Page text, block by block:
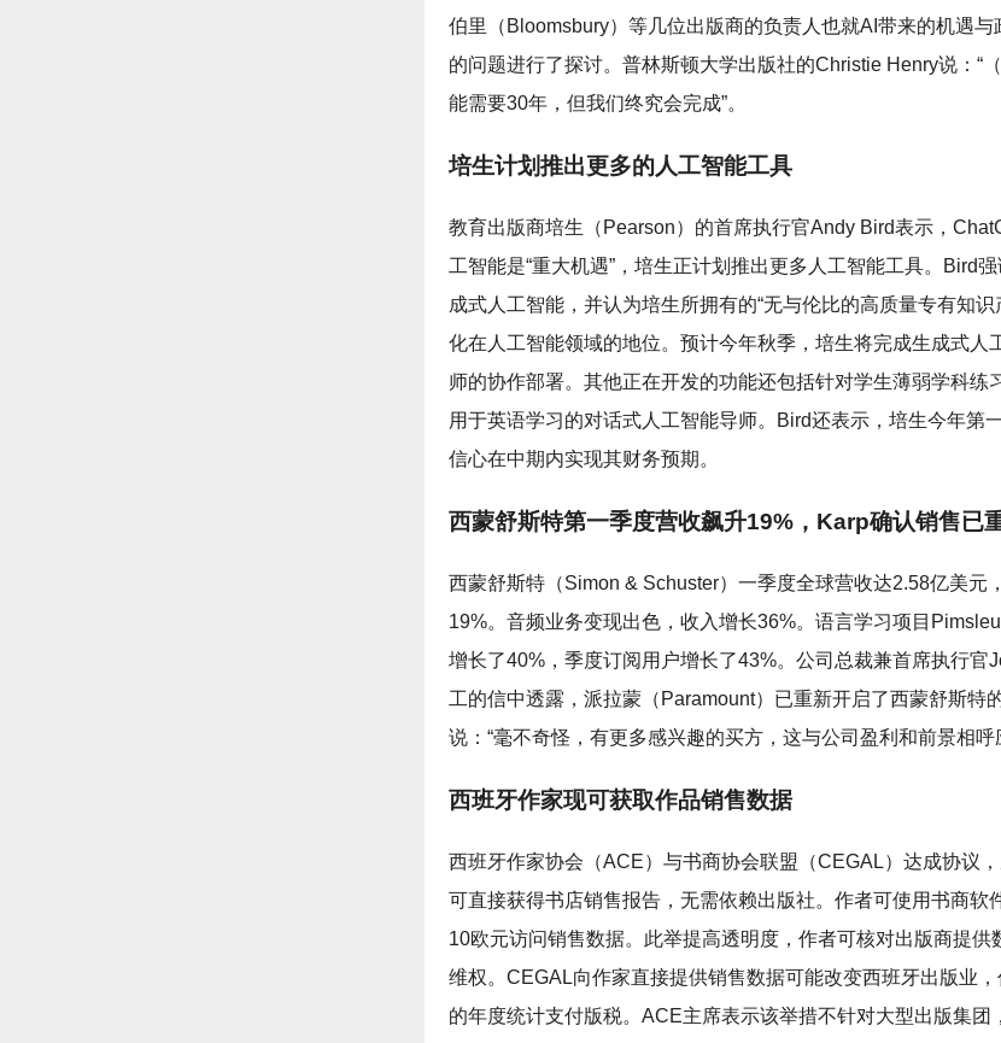
伯里（Bloomsbury）等几位出版商的负责人也就AI带来的机遇与
的问题进行了探讨。普林斯顿大学出版社的Christie Henry说：“
能需要30年，但我们终究会完成”。
培生计划推出更多的人工智能工具
教育出版商培生（Pearson）的首席执行官Andy Bird表示，
工智能是“重大机遇”，培生正计划推出更多人工智能工具。Bird
成式人工智能，并认为培生所拥有的“无与伦比的高质量专有知识
化在人工智能领域的地位。预计今年秋季，培生将完成生成式人
师的协作部署。其他正在开发的功能还包括针对学生薄弱学科练
用于英语学习的对话式人工智能导师。Bird还表示，培生今年第
信心在中期内实现其财务预期。
西蒙舒斯特第一季度营收飙升19%，Karp确认销售已
西蒙舒斯特（Simon & Schuster）一季度全球营收达2.58亿美元
19%。音频业务变现出色，收入增长36%。语言学习项目
增长了40%，季度订阅用户增长了43%。公司总裁兼首席执行官
工的信中透露，派拉蒙（Paramount）已重新开启了西蒙舒斯特
说：“毫不奇怪，有更多感兴趣的买方，这与公司盈利和前景相呼
西班牙作家现可获取作品销售数据
西班牙作家协会（ACE）与书商协会联盟（CEGAL）达成协议
可直接获得书店销售报告，无需依赖出版社。作者可使用书商软
10欧元访问销售数据。此举提高透明度，作者可核对出版商提供
维权。CEGAL向作家直接提供销售数据可能改变西班牙出版业
的年度统计支付版税。ACE主席表示该举措不针对大型出版集团